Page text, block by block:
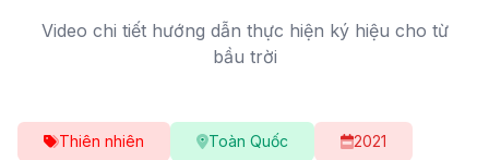
Video chi tiết hướng dẫn thực hiện ký hiệu cho từ
bầu trời
Thiên nhiên Toàn Quốc 2021